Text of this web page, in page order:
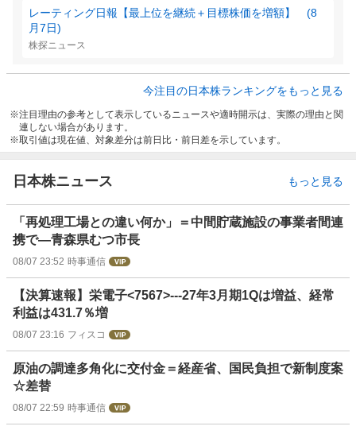
レーティング日報【最上位を継続＋目標株価を増額】 (8
月7日)
株探ニュース
今注目の日本株ランキングをもっと見る
注目理由の参考として表示しているニュースや適時開示は、実際の理由と関
連しない場合があります。
取引値は現在値、対象差分は前日比・前日差を示しています。
日本株ニュース もっと見る
「再処理工場との違い何か」＝中間貯蔵施設の事業者間連
携で―青森県むつ市長
08/07 23:52 時事通信
【決算速報】栄電子<7567>---27年3月期1Qは増益、経常
利益は431.7％増
08/07 23:16 フィスコ
原油の調達多角化に交付金＝経産省、国民負担で新制度案
☆差替
08/07 22:59 時事通信